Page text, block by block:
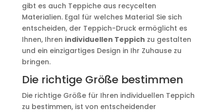
gibt es auch Teppiche aus recycelten
Materialien. Egal für welches Material Sie sich
entscheiden, der Teppich-Druck ermöglicht es
Ihnen, Ihren individuellen Teppich zu gestalten
und ein einzigartiges Design in Ihr Zuhause zu
bringen.
Die richtige Größe bestimmen
Die richtige Größe für Ihren individuellen Teppich
zu bestimmen, ist von entscheidender